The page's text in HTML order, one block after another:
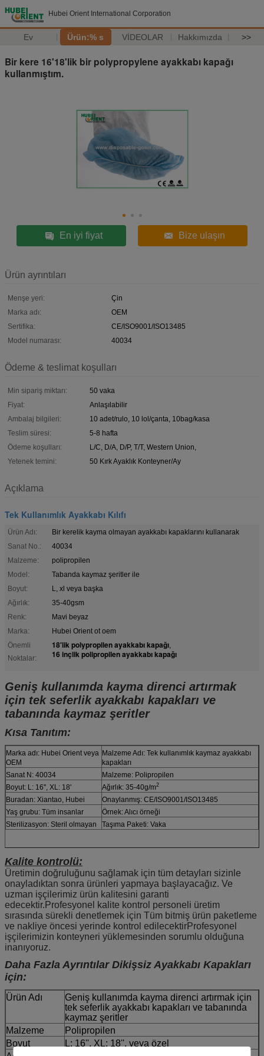
Hubei Orient International Corporation
Ev Ürün:% s VİDEOLAR Hakkımızda >>
Bir kere 16'18'lik bir polypropylene ayakkabı kapağı
kullanmıştım.
En iyi fiyat Bize ulaşın
Ürün ayrıntıları
Menşe yeri:
Çin
Marka adı:
OEM
Sertifika:
CE/ISO9001/ISO13485
Model numarası:
40034
Ödeme & teslimat koşulları
Min sipariş miktarı:
50 vaka
Fiyat:
Anlaşılabilir
Ambalaj bilgileri:
10 adet/rulo, 10 lol/çanta, 10bag/kasa
Teslim süresi:
5-8 hafta
Ödeme koşulları:
L/C, D/A, D/P, T/T, Western Union,
Yetenek temini:
50 Kırk Ayaklık Konteyner/Ay
Açıklama
Tek Kullanımlık Ayakkabı Kılıfı
Ürün Adı:
Bir kerelik kayma olmayan ayakkabı kapaklarını kullanarak
Sanat No.:
40034
Malzeme:
polipropilen
Model:
Tabanda kaymaz şeritler ile
Boyut:
L, xl veya başka
Ağırlık:
35-40gsm
Renk:
Mavi beyaz
Marka:
Hubei Orient ot oem
Önemli
Noktalar:
18'lik polypropilen ayakkabı kapağı,
16 inçlik polipropilen ayakkabı kapağı
Geniş kullanımda kayma direnci artırmak
için tek seferlik ayakkabı kapakları ve
tabanında kaymaz şeritler
Kısa Tanıtım:
Marka adı: Hubei Orient veya
OEM
Malzeme Adı: Tek kullanımlık kaymaz ayakkabı
kapakları
Sanat N: 40034
Malzeme: Polipropilen
Boyut: L: 16'', XL: 18'
Ağırlık: 35-40g/m2
Buradan: Xiantao, Hubei
Onaylanmış: CE/ISO9001/ISO13485
Yaş grubu: Tüm insanlar
Örnek: Alıcı örneği
Sterilizasyon: Steril olmayan
Taşıma Paketi: Vaka
Kalite kontrolü:
Üretimin doğruluğunu sağlamak için tüm detayları sizinle
onayladıktan sonra ürünleri yapmaya başlayacağız. Ve
uzman işçilerimiz ürün kalitesini garanti
edecektir.Profesyonel kalite kontrol personeli üretim
sırasında sürekli denetlemek için Tüm bitmiş ürün paketleme
ve nakliye öncesi yerinde kontrol edilecektirProfesyonel
işçilerimizin konteyneri yüklemesinden sorumlu olduğuna
inanıyoruz.
Daha Fazla Ayrıntılar Dikişsiz Ayakkabı Kapakları
için:
Ürün Adı
Geniş kullanımda kayma direnci artırmak için
tek seferlik ayakkabı kapakları ve tabanında
kaymaz şeritler
Malzeme
Polipropilen
Boyut
L: 16'', XL: 18'', veya özel